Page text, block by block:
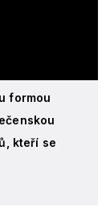
formou
kteří se